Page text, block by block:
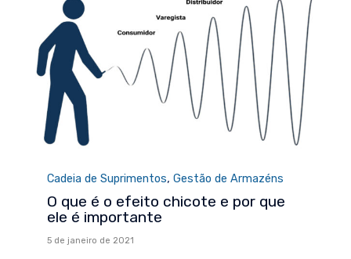
Category
Cadeia de Suprimentos, Gestão de Armazéns
O que é o efeito chicote e por que
ele é importante
5 de janeiro de 2021